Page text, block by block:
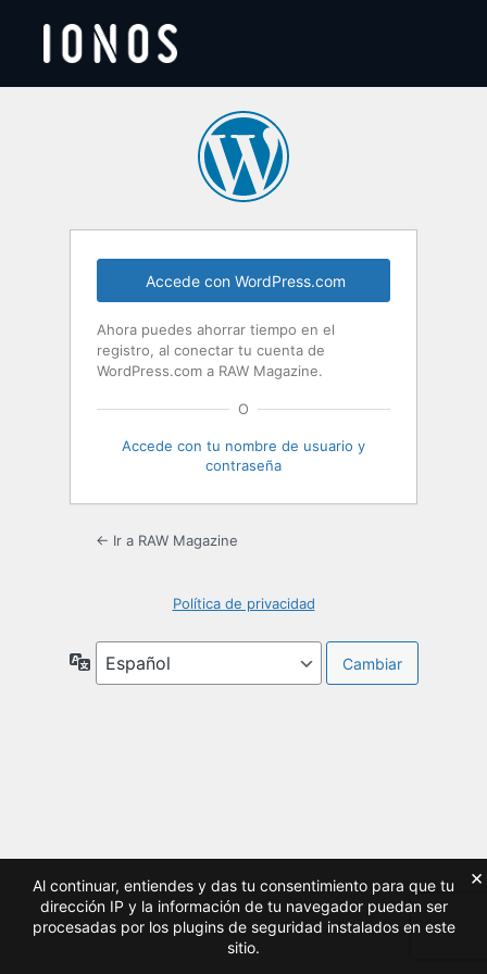
Accede con WordPress.com
Ahora puedes ahorrar tiempo en el
registro, al conectar tu cuenta de
WordPress.com a RAW Magazine.
O
Accede con tu nombre de usuario y
contraseña
← Ir a RAW Magazine
Política de privacidad
Idioma
Al continuar, entiendes y das tu consentimiento para que tu
dirección IP y la información de tu navegador puedan ser
procesadas por los plugins de seguridad instalados en este
sitio.
×